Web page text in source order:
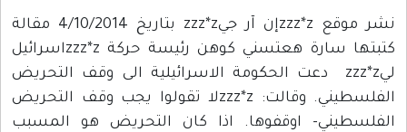
نشر موقع zzz*zإن آر جيzzz*z بتاريخ 4/10/2014 مقالة
كتبتها سارة هعتسني كوهن رئيسة حركة zzz*zاسرائيل
ليzzz*z دعت الحكومة الاسرائيلية الى وقف التحريض
الفلسطيني. وقالت: zzz*zلا تقولوا يجب وقف التحريض
الفلسطيني- اوقفوها. اذا كان التحريض هو المسبب